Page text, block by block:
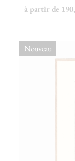
à partir de
Nouveau